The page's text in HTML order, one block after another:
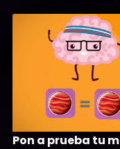
Pon a prueba tu